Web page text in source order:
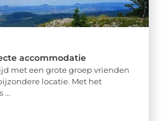
accommodatie
met een grote groep vrienden
locatie. Met het
...